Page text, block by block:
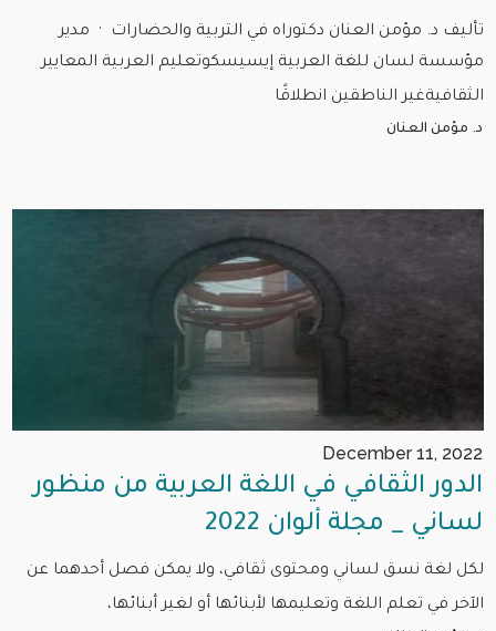
تأليف د. مؤمن العنان دكتوراه في التربية والحضارات · مدير
مؤسسة لسان للغة العربية إيسيسكوتعليم العربية المعايير
الثقافيةغير الناطقين انطلاقًا
د. مؤمن العنان
December 11, 2022
الدور الثقافي في اللغة العربية من منظور
لساني _ مجلة ألوان 2022
لكل لغة نسق لساني ومحتوى ثقافي، ولا يمكن فصل أحدهما عن
الآخر في تعلم اللغة وتعليمها لأبنائها أو لغير أبنائها،